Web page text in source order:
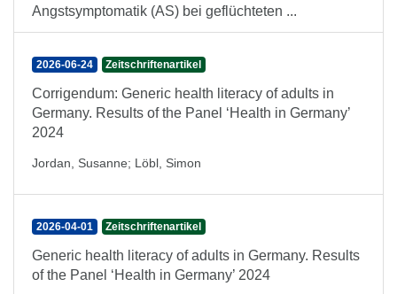
Angstsymptomatik (AS) bei geflüchteten ...
2026-06-24 Zeitschriftenartikel
Corrigendum: Generic health literacy of adults in
Germany. Results of the Panel ‘Health in Germany’
2024
Jordan, Susanne; Löbl, Simon
2026-04-01 Zeitschriftenartikel
Generic health literacy of adults in Germany. Results
of the Panel ‘Health in Germany’ 2024